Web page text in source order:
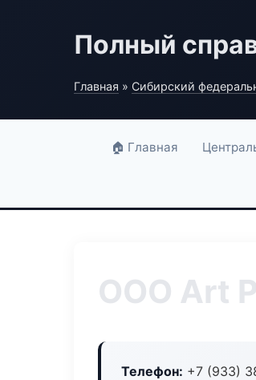
Полный
Главная » Сибирский
🏠 Главная
ООО Art
Телефон: +7 (933)